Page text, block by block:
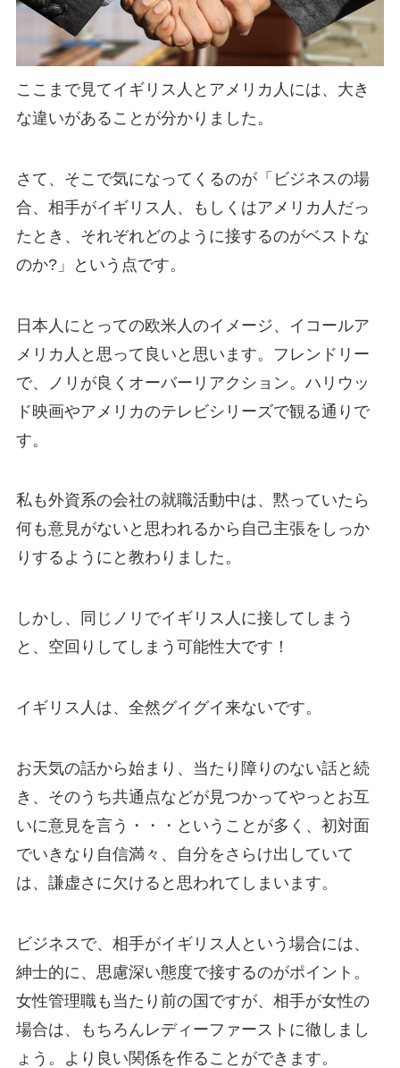
ここまで見てイギリス人とアメリカ人には、大き
な違いがあることが分かりました。
さて、そこで気になってくるのが「ビジネスの場
合、相手がイギリス人、もしくはアメリカ人だっ
たとき、それぞれどのように接するのがベストな
のか?」という点です。
日本人にとっての欧米人のイメージ、イコールア
メリカ人 と思って良いと思います。フレンドリー
で、ノリが良くオーバーリアクション。ハリウッ
ド映画やアメリカのテレビシリーズで観る通りで
す。
私も外資系の会社の就職活動中は、黙っていたら
何も意見がないと思われるから自己主張をしっか
りするようにと教わりました。
しかし、同じノリでイギリス人に接してしまう
と、空回りしてしまう可能性大です！
イギリス人は、全然グイグイ来ないです。
お天気の話から始まり、当たり障りのない話と続
き、そのうち共通点などが見つかってやっとお互
いに意見を言う・・・ということが多く、 初対面
でいきなり自信満々、自分をさらけ出していて
は、謙虚さに欠けると思われてしまいます。
ビジネスで、相手がイギリス人という場合には、
紳士的に、思慮深い態度で接するのがポイント。
女性管理職も当たり前の国ですが、相手が女性の
場合は、もちろんレディーファーストに徹しまし
ょう。より良い関係を作ることができます。